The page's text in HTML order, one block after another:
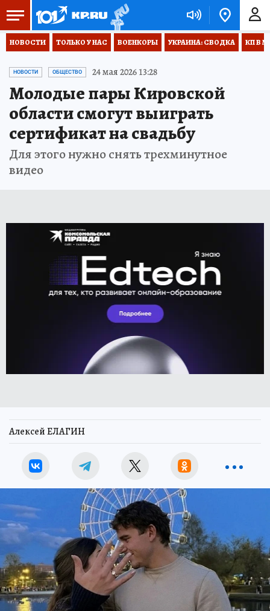
НОВОСТИ ТОЛЬКО У НАС ВОЕНКОРЫ УКРАИНА: СВОДКА КП В
НОВОСТИ ОБЩЕСТВО 24 мая 2026 13:28
Молодые пары Кировской
области смогут выиграть
сертификат на свадьбу
Для этого нужно снять трехминутное
видео
Алексей ЕЛАГИН